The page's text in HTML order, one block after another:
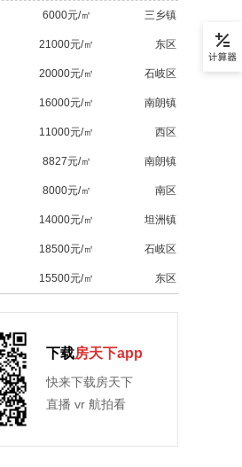
6000元/㎡ 三乡镇
21000元/㎡ 东区
20000元/㎡ 石岐区
16000元/㎡ 南朗镇
11000元/㎡ 西区
8827元/㎡ 南朗镇
8000元/㎡ 南区
14000元/㎡ 坦洲镇
18500元/㎡ 石岐区
15500元/㎡ 东区
下载房天下app
快来下载房天下
直播 vr 航拍看